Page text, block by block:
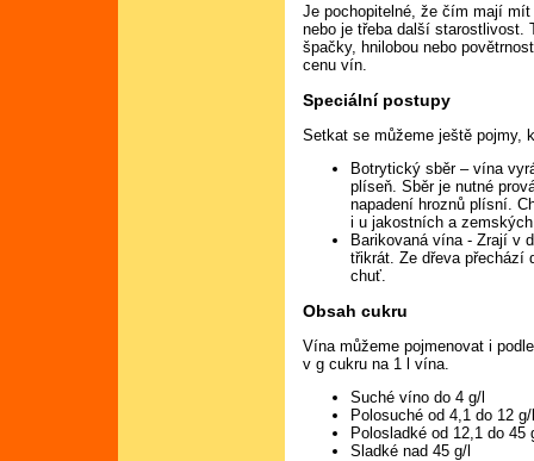
Je pochopitelné, že čím mají
nebo je třeba další starostlivost.
špačky, hnilobou nebo
cenu vín.
Speciální postupy
Setkat se můžeme ještě pojmy,
Botrytický sběr – vína
plíseň. Sběr je nutné
napadení hroznů plísní.
i u jakostních a
Barikovaná vína - Zrají v
třikrát. Ze dřeva přechází
chuť.
Obsah cukru
Vína můžeme pojmenovat i
v g cukru na 1 l vína.
Suché víno do 4 g/l
Polosuché od 4,1 do 12
Polosladké od 12,1 do 45
Sladké nad 45 g/l